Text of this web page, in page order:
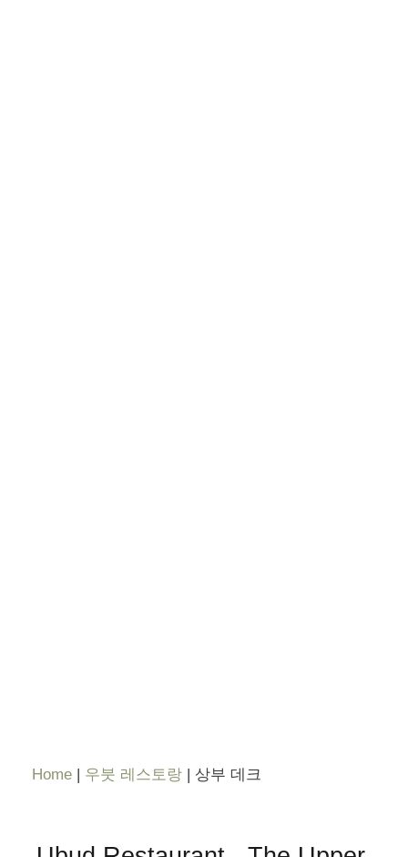
Home | 우붓 레스토랑 | 상부 데크